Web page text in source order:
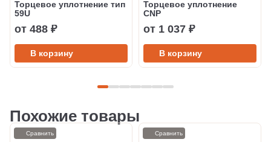
Торцевое уплотнение тип
59U
от 488 ₽
В корзину
Торцевое уплотнение
CNP
от 1 037 ₽
В корзину
Похожие товары
Сравнить Сравнить